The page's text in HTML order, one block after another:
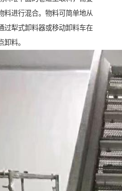
料进行混合。物料可简单地从
过犁式卸料器或移动卸料车在
料。